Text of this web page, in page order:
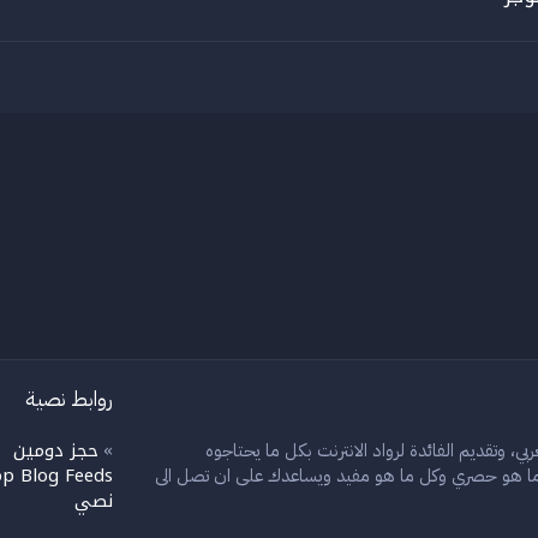
وتقديم الفائدة لرواد الانترنت بكل ما يحتاجوه
ما هو حصري وكل ما هو مفيد ويساعدك على ان تصل الى
روابط نصية
» حجز دومين
Blog Feeds
نصي